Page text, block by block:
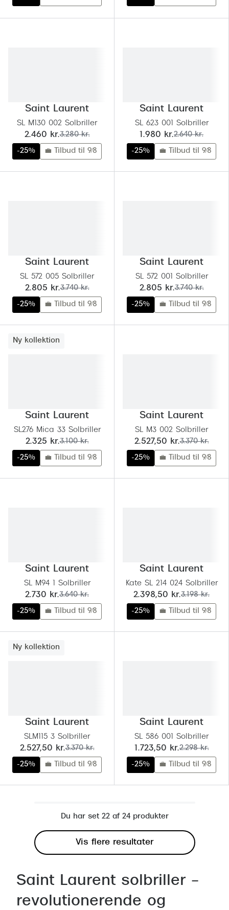
Saint Laurent
SL M130 002 Solbriller
nu:
2.460 kr.før:
3.280 kr.
-25% 💼 Tilbud til 9/8
Saint Laurent
SL 623 001 Solbriller
nu:
1.980 kr.før:
2.640 kr.
-25% 💼 Tilbud til 9/8
Saint Laurent
SL 572 005 Solbriller
nu:
2.805 kr.før:
3.740 kr.
-25% 💼 Tilbud til 9/8
Saint Laurent
SL 572 001 Solbriller
nu:
2.805 kr.før:
3.740 kr.
-25% 💼 Tilbud til 9/8
Ny kollektion
Saint Laurent
SL276 Mica 33 Solbriller
nu:
2.325 kr.før:
3.100 kr.
-25% 💼 Tilbud til 9/8
Saint Laurent
SL M3 002 Solbriller
nu:
2.527,50 kr.før:
3.370 kr.
-25% 💼 Tilbud til 9/8
Saint Laurent
SL M94 1 Solbriller
nu:
2.730 kr.før:
3.640 kr.
-25% 💼 Tilbud til 9/8
Saint Laurent
Kate SL 214 024 Solbriller
nu:
2.398,50 kr.før:
3.198 kr.
-25% 💼 Tilbud til 9/8
Ny kollektion
Saint Laurent
SLM115 3 Solbriller
nu:
2.527,50 kr.før:
3.370 kr.
-25% 💼 Tilbud til 9/8
Saint Laurent
SL 586 001 Solbriller
nu:
1.723,50 kr.før:
2.298 kr.
-25% 💼 Tilbud til 9/8
Du har set 22 af 24 produkter
Vis flere resultater
Saint Laurent solbriller –
revolutionerende og